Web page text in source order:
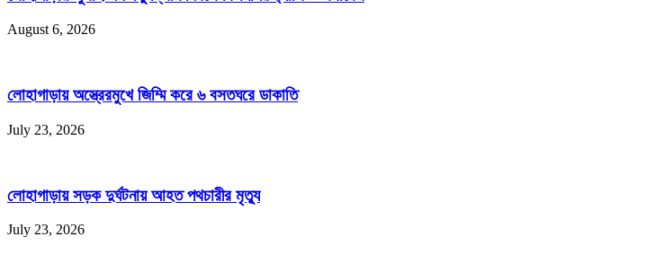
August 6, 2026
লোহাগাড়ায় অস্ত্রেরমুখে জিম্মি করে ৬ বসতঘরে ডাকাতি
July 23, 2026
লোহাগাড়ায় সড়ক দুর্ঘটনায় আহত পথচারীর মৃত্যু
July 23, 2026